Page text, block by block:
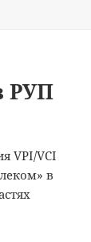
РУП
VPI/VCI
в